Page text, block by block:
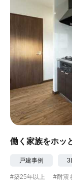
働く家族をホッ
戸建事例
#築25年以上 #耐震